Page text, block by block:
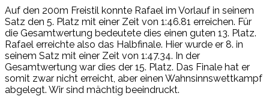
Auf den 200m Freistil konnte Rafael im Vorlauf in seinem
Satz den 5. Platz mit einer Zeit von 1:46.81 erreichen. Für
die Gesamtwertung bedeutete dies einen guten 13. Platz.
Rafael erreichte also das Halbfinale. Hier wurde er 8. in
seinem Satz mit einer Zeit von 1:47.34. In der
Gesamtwertung war dies der 15. Platz. Das Finale hat er
somit zwar nicht erreicht, aber einen Wahnsinnswettkampf
abgelegt. Wir sind mächtig beeindruckt.